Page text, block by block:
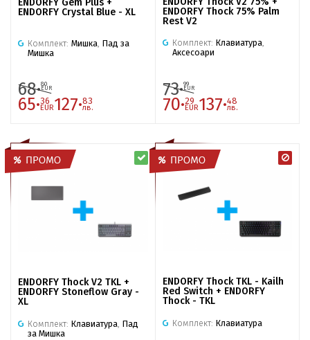
ENDORFY Crystal Blue - XL
Комплект: Мишка, Пад за
Мишка
68·80
EUR
65·36
EUR127·83
лв.
ENDORFY Thock 75% Palm
Rest V2
Комплект: Клавиатура,
Аксесоари
73·99
EUR
70·29
EUR137·48
лв.
ENDORFY Thock V2 TKL +
ENDORFY Stoneflow Gray -
XL
Комплект: Клавиатура Пад
за Мишка
ENDORFY Thock TKL - Kailh
Red Switch + ENDORFY
Thock - TKL
Комплект: Клавиатура